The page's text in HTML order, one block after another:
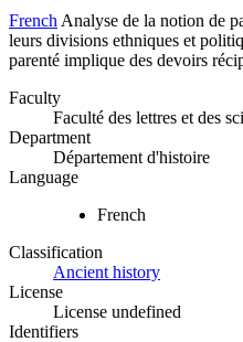
French Analyse de la notion de
leurs divisions ethniques et
parenté implique des devoirs
Faculty
Faculté des lettres et des
Department
Département d'histoire
Language
French
Classification
Ancient history
License
License undefined
Identifiers